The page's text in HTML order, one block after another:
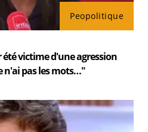
Peopolitique
victime d'une agression
n'ai pas les mots…"